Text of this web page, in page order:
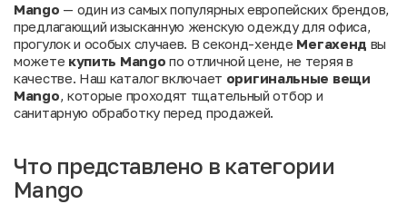
Mango — один из самых популярных европейских брендов,
предлагающий изысканную женскую одежду для офиса,
прогулок и особых случаев. В секонд-хенде Мегахенд вы
можете купить Mango по отличной цене, не теряя в
качестве. Наш каталог включает оригинальные вещи
Mango, которые проходят тщательный отбор и
санитарную обработку перед продажей.
Что представлено в категории
Mango